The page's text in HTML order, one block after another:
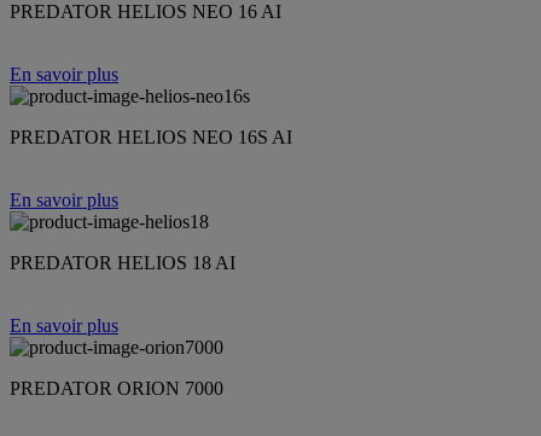
PREDATOR HELIOS NEO 16 AI
En savoir plus
PREDATOR HELIOS NEO 16S AI
En savoir plus
PREDATOR HELIOS 18 AI
En savoir plus
PREDATOR ORION 7000